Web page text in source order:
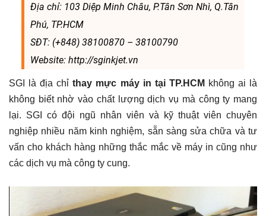
Địa chỉ: 103 Diệp Minh Châu, P.Tân Sơn Nhì, Q.Tân
Phú, TP.HCM
SĐT: (+848) 38100870 – 38100790
Website: http://sginkjet.vn
SGI là địa chỉthay mực máy in tại TP.HCM không ai là
không biết nhờ vào chất lượng dịch vụ mà công ty mang
lại. SGI có đội ngũ nhân viên và kỹ thuật viên chuyên
nghiệp nhiều năm kinh nghiệm, sẵn sàng sửa chữa và tư
vấn cho khách hàng những thắc mắc về máy in cũng như
các dịch vụ mà công ty cung.